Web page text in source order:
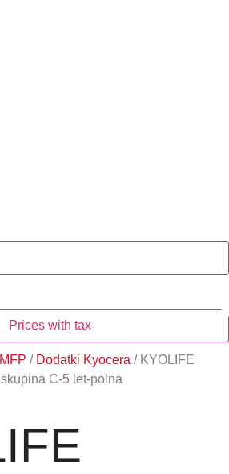
Prices with tax
/ Dodatki Kyocera / KYOLIFE
C-5 let-polna